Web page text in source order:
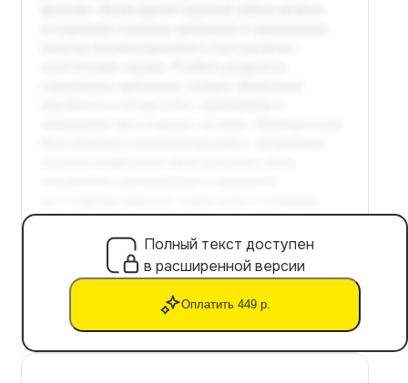
Полный текст доступен
в расширенной версии
Оплатить 449 р.